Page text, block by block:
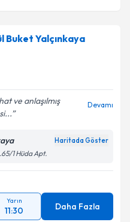
Buket Yalçınkaya
ve anlaşılmış
Devamı
Haritada Göster
1 Hüda Apt.
Yarın
11:30 Daha Fazla